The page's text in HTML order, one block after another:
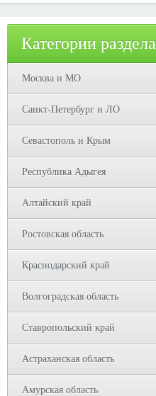
Категории раздела
Москва и МО
Санкт-Петербург и ЛО
Севастополь и Крым
Республика Адыгея
Алтайский край
Ростовская область
Краснодарский край
Волгоградская область
Ставропольский край
Астраханская область
Амурская область